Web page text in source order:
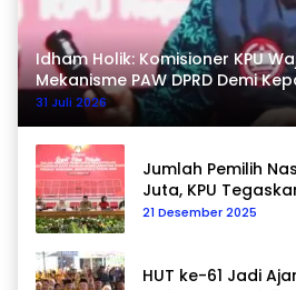
Idham Holik: Komisioner KPU
Mekanisme PAW DPRD Demi
31 Juli 2026
Jumlah Pemilih
Juta, KPU
Data Berkelanjutan
21 Desember 2025
HUT ke-61 Jadi